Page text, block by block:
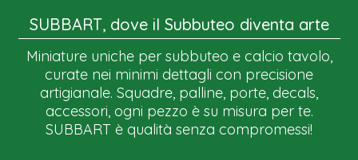
SUBBART, dove il Subbuteo diventa arte
Miniature uniche per subbuteo e calcio tavolo,
curate nei minimi dettagli con precisione
artigianale. Squadre, palline, porte, decals,
accessori, ogni pezzo è su misura per te.
SUBBART è qualità senza compromessi!